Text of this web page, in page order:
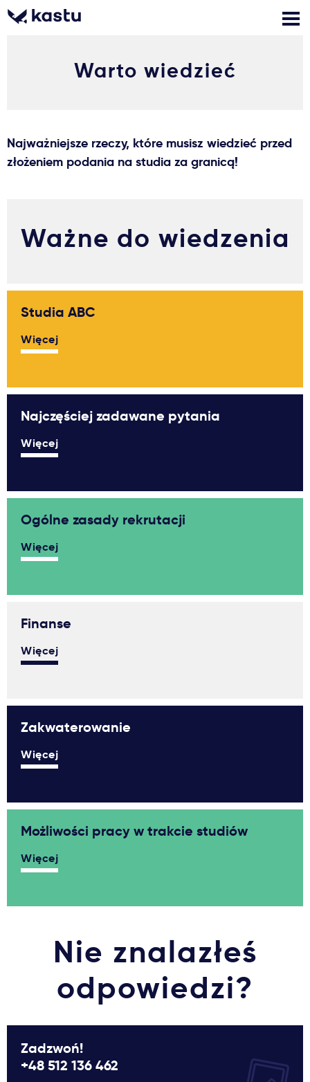
1
Powiadomienia
Bezpłatne konsultacje
Gdzie studiować?
Jak aplikować?
Dlaczego Kastu?
Aktualności
Warto wiedzieć
Najważniejsze rzeczy, które musisz wiedzieć przed
złożeniem podania na studia za granicą!
Ważne do wiedzenia
Studia ABC
Więcej
Najczęściej zadawane pytania
Więcej
Ogólne zasady rekrutacji
Więcej
Finanse
Więcej
Zakwaterowanie
Więcej
Możliwości pracy w trakcie studiów
Więcej
Nie znalazłeś
odpowiedzi?
Zadzwoń!
+48 512 136 462